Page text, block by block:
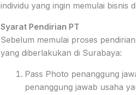
individu yang ingin memulai bisnis
Syarat Pendirian PT
Sebelum memulai proses
yang diberlakukan di Surabaya:
Pass Photo penanggung
penanggung jawab usaha